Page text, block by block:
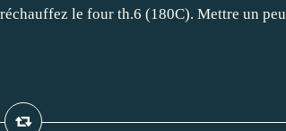
le four th.6 (180C). Mettre un peu